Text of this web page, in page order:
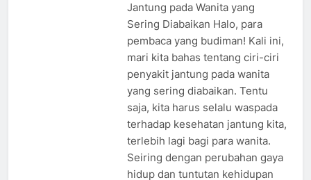
Jantung pada Wanita yang
Sering Diabaikan Halo, para
pembaca yang budiman! Kali ini,
mari kita bahas tentang ciri-ciri
penyakit jantung pada wanita
yang sering diabaikan. Tentu
saja, kita harus selalu waspada
terhadap kesehatan jantung kita,
terlebih lagi bagi para wanita.
Seiring dengan perubahan gaya
hidup dan tuntutan kehidupan